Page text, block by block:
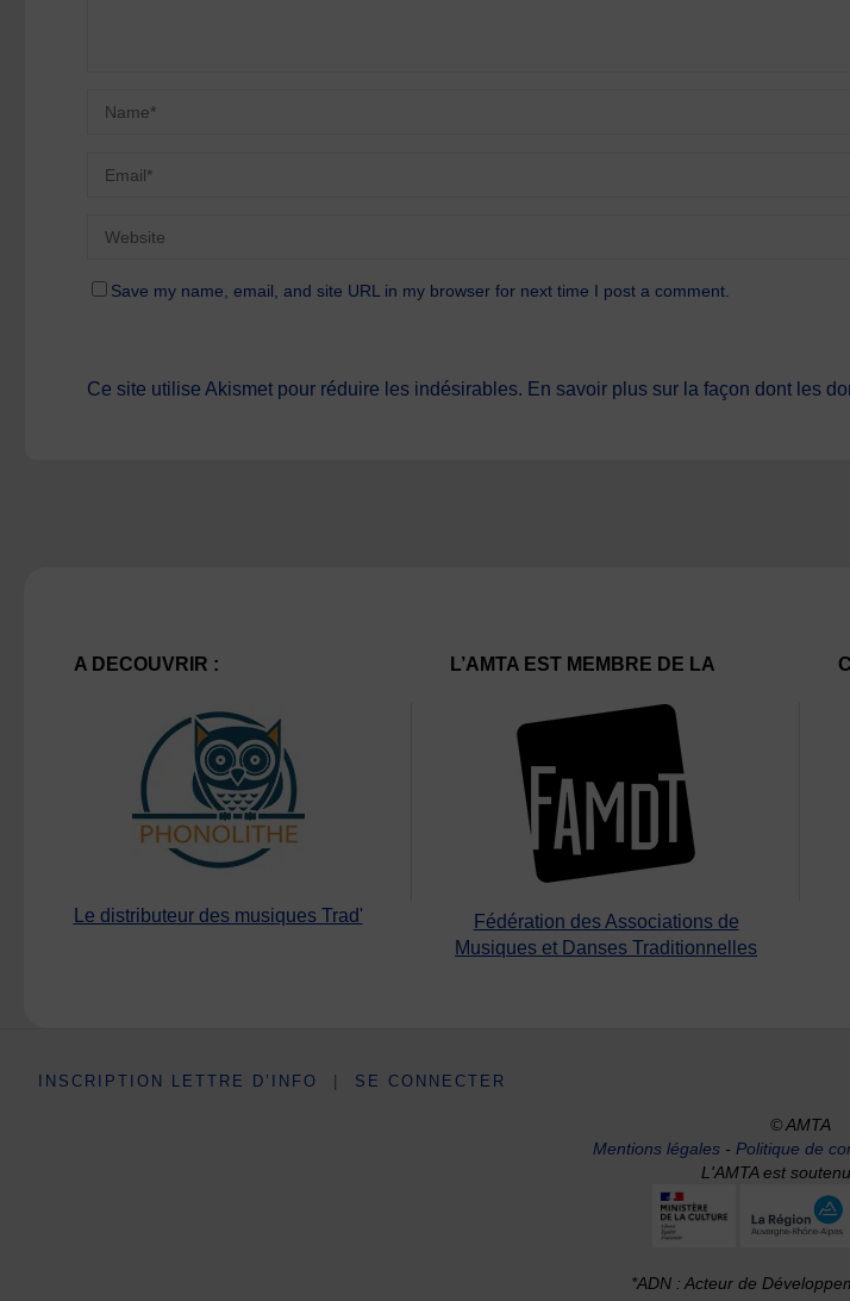
Save my name, email, and site URL in my browser for next time I post a comment.
Ce site utilise Akismet pour réduire les indésirables. En savoir plus sur la façon dont les
A DECOUVRIR :
Le distributeur des musiques Trad'
L’AMTA EST MEMBRE DE LA
Fédération des Associations de
Musiques et Danses Traditionnelles
INSCRIPTION LETTRE D’INFO | SE CONNECTER
© AMTA
Mentions légales- Politique de
L'AMTA est
*ADN : Acteur de